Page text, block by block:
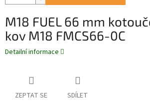
M18 FUEL 66 mm
kov M18 FMCS66-0C
Detailní informace
ZEPTAT SE SDÍLET